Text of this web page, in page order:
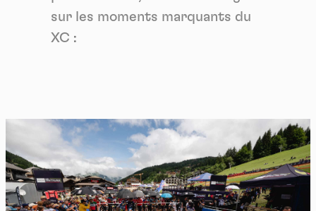
sur les moments marquants du
XC :